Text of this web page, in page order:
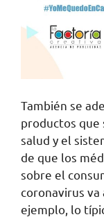
También se
productos que
salud y el
de que los
sobre el
coronavirus va
ejemplo, lo